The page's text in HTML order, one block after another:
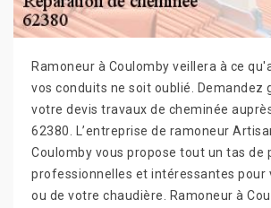
Ramoneur à Coulomby veillera à ce
vos conduits ne soit oublié. Demandez
votre devis travaux de cheminée
62380. L’entreprise de ramoneur
Coulomby vous propose tout un tas de
professionnelles et intéressantes pour
ou de votre chaudière. Ramoneur à